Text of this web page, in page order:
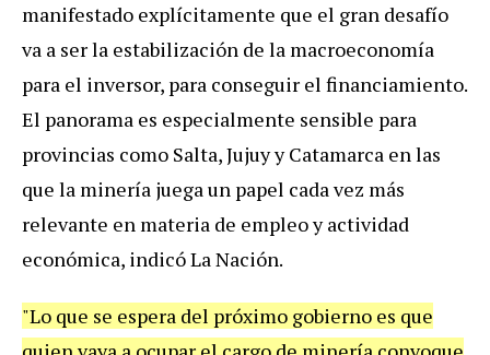
manifestado explícitamente que el gran desafío
va a ser la estabilización de la macroeconomía
para el inversor, para conseguir el financiamiento.
El panorama es especialmente sensible para
provincias como Salta, Jujuy y Catamarca en las
que la minería juega un papel cada vez más
relevante en materia de empleo y actividad
económica, indicó La Nación.
"Lo que se espera del próximo gobierno es que